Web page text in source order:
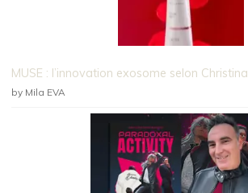
MUSE : l’innovation exosome selon Christina
by Mila EVA